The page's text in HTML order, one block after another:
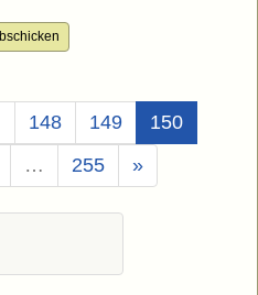
148 149 150(Aktuell)
… 255 »